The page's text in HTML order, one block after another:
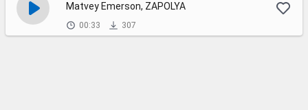
Matvey Emerson, ZAPOLYA
00:33 307